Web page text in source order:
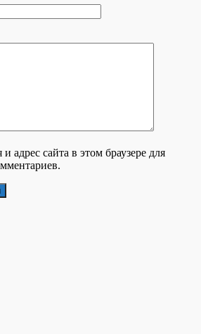
адрес сайта в этом браузере для